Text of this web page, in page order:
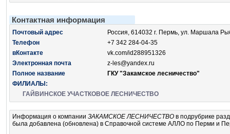
Контактная информация
Почтовый адрес
Россия, 614032 г. Пермь, ул. Маршала
Телефон
+7 342 284-04-35
вКонтакте
vk.com/id288951326
Электронная почта
z-les@yandex.ru
Полное название
ГКУ "Закамское лесничество"
ФИЛИАЛЫ:
ГАЙВИНСКОЕ УЧАСТКОВОЕ ЛЕСНИЧЕСТВО
Информация о компании ЗАКАМСКОЕ ЛЕСНИЧЕСТВО в подрубрике
была добавлена (обновлена) в Справочной системе АЛЛО по Перми и